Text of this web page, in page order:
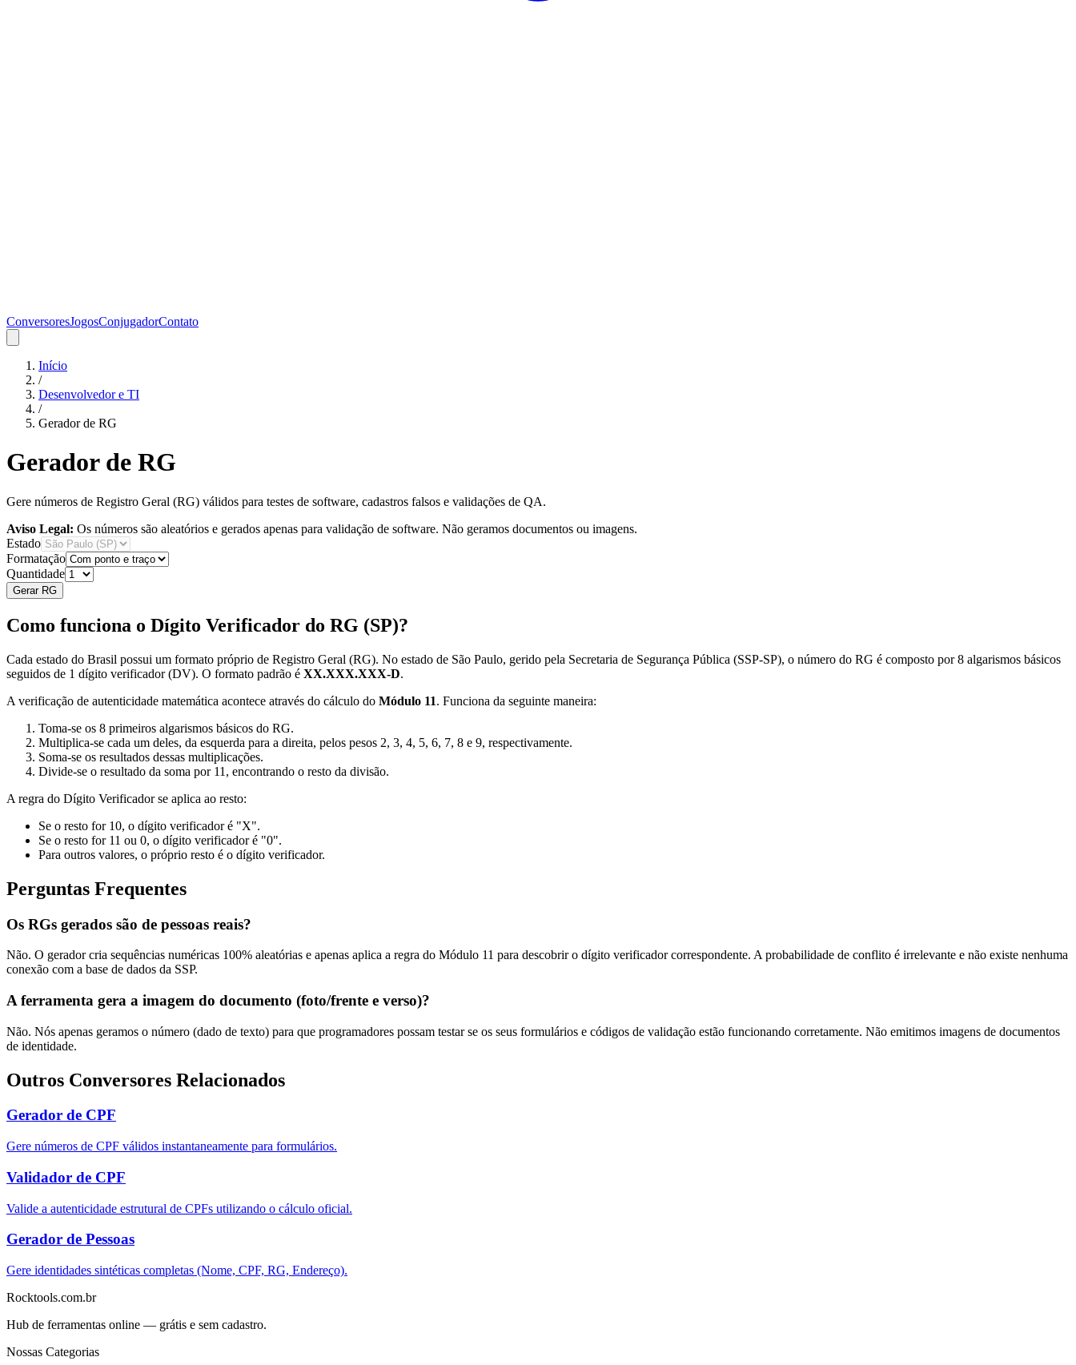
ConversoresJogosConjugadorContato
Início
/
Desenvolvedor e TI
/
Gerador de RG
Gerador de RG
Gere números de Registro Geral (RG) válidos para testes de software, cadastros falsos e validações de QA.
Aviso Legal: Os números são aleatórios e gerados apenas para validação de software. Não geramos documentos ou imagens.
Estado
Formatação
Quantidade
Gerar RG
Como funciona o Dígito Verificador do RG (SP)?
Cada estado do Brasil possui um formato próprio de Registro Geral (RG). No estado de São Paulo, gerido pela Secretaria de Segurança Pública (SSP-SP), o número do RG é composto por 8 algarismos básicos
seguidos de 1 dígito verificador (DV). O formato padrão é XX.XXX.XXX-D.
A verificação de autenticidade matemática acontece através do cálculo do Módulo 11. Funciona da seguinte maneira:
Toma-se os 8 primeiros algarismos básicos do RG.
Multiplica-se cada um deles, da esquerda para a direita, pelos pesos 2, 3, 4, 5, 6, 7, 8 e 9, respectivamente.
Soma-se os resultados dessas multiplicações.
Divide-se o resultado da soma por 11, encontrando o resto da divisão.
A regra do Dígito Verificador se aplica ao resto:
Se o resto for 10, o dígito verificador é "X".
Se o resto for 11 ou 0, o dígito verificador é "0".
Para outros valores, o próprio resto é o dígito verificador.
Perguntas Frequentes
Os RGs gerados são de pessoas reais?
Não. O gerador cria sequências numéricas 100% aleatórias e apenas aplica a regra do Módulo 11 para descobrir o dígito verificador correspondente. A probabilidade de conflito é irrelevante e não existe nenhuma
conexão com a base de dados da SSP.
A ferramenta gera a imagem do documento (foto/frente e verso)?
Não. Nós apenas geramos o número (dado de texto) para que programadores possam testar se os seus formulários e códigos de validação estão funcionando corretamente. Não emitimos imagens de documentos
de identidade.
Outros Conversores Relacionados
Gerador de CPF
Gere números de CPF válidos instantaneamente para formulários.
Validador de CPF
Valide a autenticidade estrutural de CPFs utilizando o cálculo oficial.
Gerador de Pessoas
Gere identidades sintéticas completas (Nome, CPF, RG, Endereço).
Rocktools.com.br
Hub de ferramentas online — grátis e sem cadastro.
Nossas Categorias